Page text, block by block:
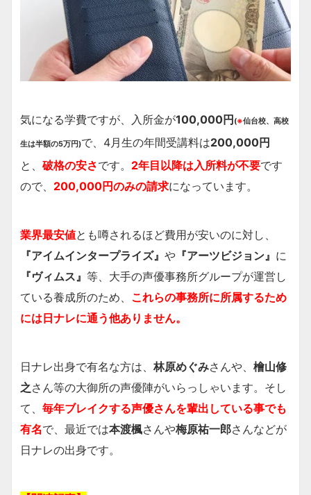
気になる学費ですが、入所金が100,000円(※仙台校、高校
生は半額の5万円)で、4月生の年間受講料は200,000円
と、 破格の安さです。 2年目以降は入所料が不要です
ので、 200,000円のみの請求になっています。
業界最安値とも噂されるほど費用が安いのに対し、
『アイムインタープライズ』 や 『アーツビジョン』 に
『ヴィムス』 等、大手の声優事務所グループが運営し
ている養成所のため、 これらの事務所に所属するため
には日ナレに通う他ありません。
日ナレ出身で有名な方は、 林原めぐみさんや、 檜山修
之さん等の大御所の声優陣がいらっしゃいます。そし
て、 毎年ブレイクする声優さんを輩出している事でも
有名で、最近では本渡楓さんや梅原祐一郎さんなどが
日ナレの出身です。